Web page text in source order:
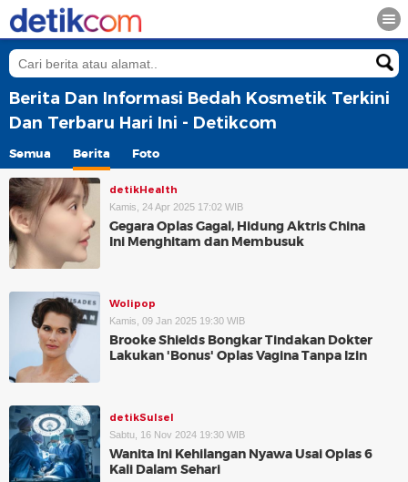
Berita Dan Informasi Bedah Kosmetik Terkini
Dan Terbaru Hari Ini - Detikcom
Semua Berita Foto
detikHealth
Kamis, 24 Apr 2025 17:02 WIB
Gegara Oplas Gagal, Hidung Aktris China
Ini Menghitam dan Membusuk
Wolipop
Kamis, 09 Jan 2025 19:30 WIB
Brooke Shields Bongkar Tindakan Dokter
Lakukan 'Bonus' Oplas Vagina Tanpa Izin
detikSulsel
Sabtu, 16 Nov 2024 19:30 WIB
Wanita Ini Kehilangan Nyawa Usai Oplas 6
Kali Dalam Sehari